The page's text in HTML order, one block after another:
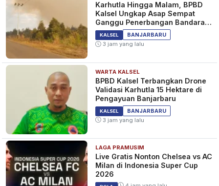
Karhutla Hingga Malam, BPBD
Kalsel Ungkap Asap Sempat
Ganggu Penerbangan Bandara
Syamsudin Noor
KALSEL
BANJARBARU
3 jam yang lalu
WARTA KALSEL
BPBD Kalsel Terbangkan Drone
Validasi Karhutla 15 Hektare di
Pengayuan Banjarbaru
KALSEL
BANJARBARU
3 jam yang lalu
LAGA PRAMUSIM
Live Gratis Nonton Chelsea vs AC
Milan di Indonesia Super Cup
2026